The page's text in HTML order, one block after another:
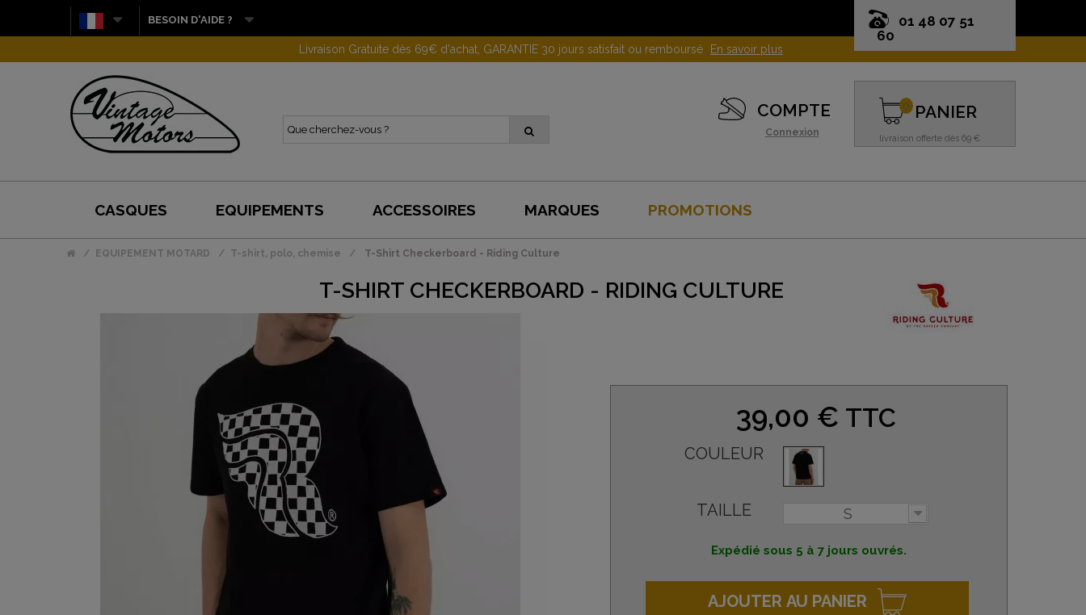
01 48 07 51
60
BESOIN D'AIDE ?
Gagnez 10 euros en parrainant un proche ! En savoir plus
COMPTE
Connexion
PANIER
livraison offerte dès 69 €
0
CASQUES EQUIPEMENTS ACCESSOIRES MARQUES PROMOTIONS
EQUIPEMENT MOTARD T-shirt, polo, chemise T-Shirt Checkerboard - Riding Culture
T-SHIRT CHECKERBOARD - RIDING CULTURE
39,00 € TTC
COULEUR
TAILLE S
Expédié sous 5 à 7 jours ouvrés.
AJOUTER AU PANIER